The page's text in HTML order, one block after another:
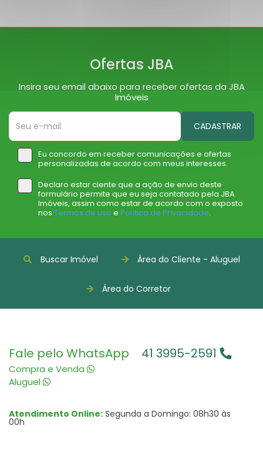
Ofertas JBA
Insira seu email abaixo para receber ofertas da JBA
Imóveis
CADASTRAR
Eu concordo em receber comunicações e ofertas
personalizadas de acordo com meus interesses.
Declaro estar ciente que a ação de envio deste
formulário permite que eu seja contatado pela JBA
Imóveis, assim como estar de acordo com o exposto
nos Termos de uso e Política de Privacidade.
Buscar Imóvel Área do Cliente - Aluguel
Área do Corretor
Fale pelo WhatsApp
Compra e Venda
Aluguel
41 3995-2591
Atendimento Online: Segunda a Domingo: 08h30 às
00h